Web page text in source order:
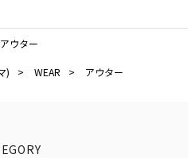
アウター
) > WEAR >
アウター